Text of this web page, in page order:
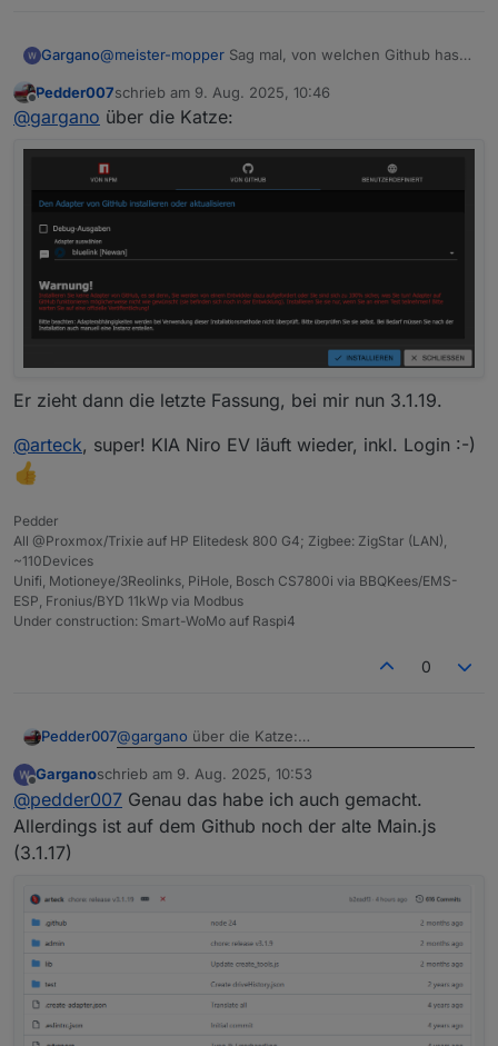
Gargano@meister-mopper Sag mal, von welchen Github hast
Von hier :https://github.com/Newan/ioBroker.bluelink
?
Pedder007schrieb am 9. Aug. 2025, 10:46
zuletzt editiert von
@gargano über die Katze:
Er zieht dann die letzte Fassung, bei mir nun 3.1.19.
@arteck, super! KIA Niro EV läuft wieder, inkl. Login :-)
Pedder
All @Proxmox/Trixie auf HP Elitedesk 800 G4; Zigbee: ZigStar (LAN),
~110Devices
Unifi, Motioneye/3Reolinks, PiHole, Bosch CS7800i via BBQKees/EMS-
ESP, Fronius/BYD 11kWp via Modbus
Under construction: Smart-WoMo auf Raspi4
0
Pedder007@gargano über die Katze:
Er zieht dann die letzte Fassung, bei mir nun 3.1.19.
@arteck , super! KIA Niro EV läuft wieder, inkl.
Login :-)
Offline
Garganoschrieb am 9. Aug. 2025, 10:53
zuletzt editiert von
@pedder007 Genau das habe ich auch gemacht.
Allerdings ist auf dem Github noch der alte Main.js
(3.1.17)